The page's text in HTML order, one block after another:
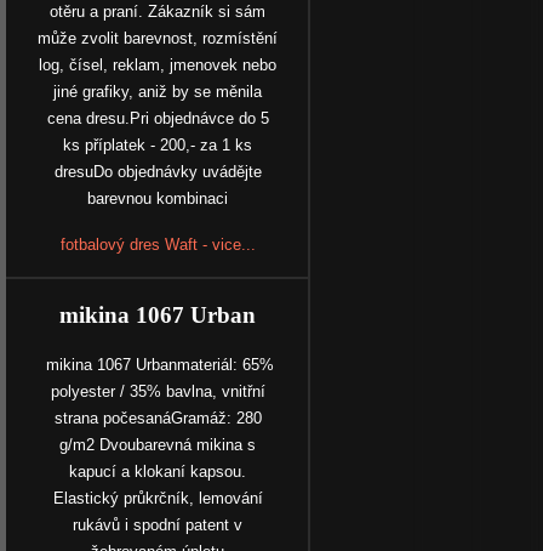
otěru a praní. Zákazník si sám
může zvolit barevnost, rozmístění
log, čísel, reklam, jmenovek nebo
jiné grafiky, aniž by se měnila
cena dresu.Pri objednávce do 5
ks příplatek - 200,- za 1 ks
dresuDo objednávky uvádějte
barevnou kombinaci
fotbalový dres Waft - vice...
mikina 1067 Urban
mikina 1067 Urbanmateriál: 65%
polyester / 35% bavlna, vnitřní
strana počesanáGramáž: 280
g/m2 Dvoubarevná mikina s
kapucí a klokaní kapsou.
Elastický průkrčník, lemování
rukávů i spodní patent v